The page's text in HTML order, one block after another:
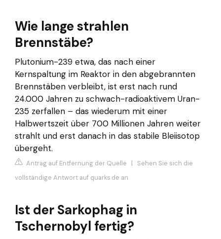
Wie lange strahlen
Brennstäbe?
Plutonium-239 etwa, das nach einer
Kernspaltung im Reaktor in den abgebrannten
Brennstäben verbleibt, ist erst nach rund
24.000 Jahren zu schwach-radioaktivem Uran-
235 zerfallen – das wiederum mit einer
Halbwertszeit über 700 Millionen Jahren weiter
strahlt und erst danach in das stabile Bleiisotop
übergeht.
Antrag auf Entfernung der Quelle | Sehen Sie sich die
vollständige Antwort auf quarks.de an
Ist der Sarkophag in
Tschernobyl fertig?